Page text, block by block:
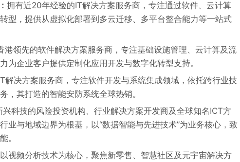
拥有近20年经验的IT解决方案服务商，专注通过软件、云计算
型，提供从虚拟化部署到多云迁移、多平台整合能力等一站式
港领先的软件解决方案服务商，专注基础设施管理、云计算及流
为企业客户提供定制化应用开发与数字化转型支持。
解决方案服务商，专注软件开发与系统集成领域，依托跨行业技
，其打造的智能安防系统全球热销。
兴科技的风险投资机构、行业解决方案开发商及全球知名ICT方
业与地域边界为根基，以“数据智能与先进技术”为业务核心，致
。
视频分析技术为核心，聚焦新零售、智慧社区及元宇宙解决方